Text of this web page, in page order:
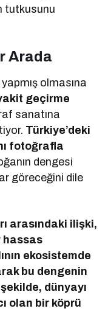
tutkusunu
Arada
olmasına
geçirme
sanatına
Türkiye’deki
fotoğrafla
dengesi
göreceğini dile
arasındaki ilişki,
hassas
ekosistemde
bu dengenin
dünyayı
olan bir köprü